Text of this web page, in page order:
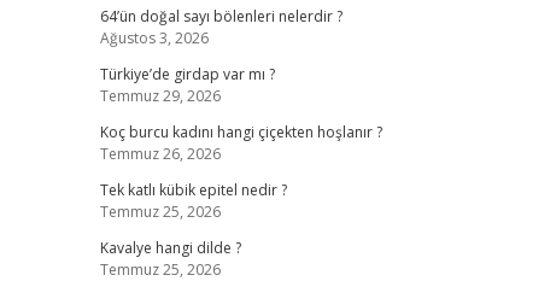
64’ün doğal sayı bölenleri nelerdir ?
Ağustos 3, 2026
Türkiye’de girdap var mı ?
Temmuz 29, 2026
Koç burcu kadını hangi çiçekten hoşlanır ?
Temmuz 26, 2026
Tek katlı kübik epitel nedir ?
Temmuz 25, 2026
Kavalye hangi dilde ?
Temmuz 25, 2026